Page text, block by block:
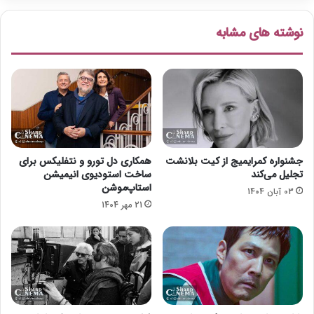
ز
ا
ه
ی
د
ج
ا
ه
ی
ن
و
ح
م
د
ل
ی
نوشته های مشابه
جشنواره کمرایمیج از کیت بلانشت
تجلیل می‌کند
03 آبان 1404
همکاری دل تورو و نتفلیکس برای
ساخت استودیوی انیمیشن
استاپ‌موشن
21 مهر 1404